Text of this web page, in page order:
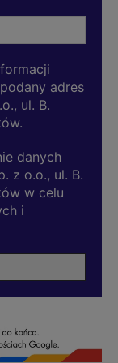
adres
ul. B.
danych
z o.o., ul. B.
w celu
i